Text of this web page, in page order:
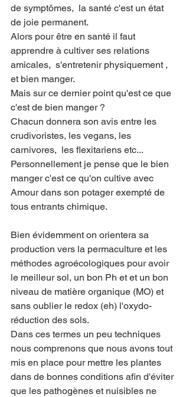
de symptômes,  la santé c'est un état
de joie permanent.
Alors pour être en santé il faut
apprendre à cultiver ses relations
amicales,  s'entretenir physiquement ,
et bien manger.
Mais sur ce dernier point qu'est ce que
c'est de bien manger ?
Chacun donnera son avis entre les
crudivoristes, les vegans, les
carnivores,  les flexitariens etc...
Personnellement je pense que le bien
manger c'est ce qu'on cultive avec
Amour dans son potager exempté de
tous entrants chimique.
Bien évidemment on orientera sa
production vers la permaculture et les
méthodes agroécologiques pour avoir
le meilleur sol, un bon Ph et et un bon
niveau de matière organique (MO) et
sans oublier le redox (eh) l'oxydo-
réduction des sols.
Dans ces termes un peu techniques
nous comprenons que nous avons tout
mis en place pour mettre les plantes
dans de bonnes conditions afin d'éviter
que les pathogènes et nuisibles ne